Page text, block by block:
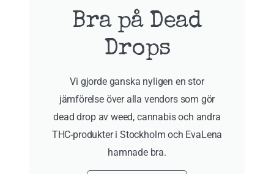
Bra på Dead
Drops
Vi gjorde ganska nyligen en stor
jämförelse över alla vendors som gör
dead drop av weed, cannabis och andra
THC-produkter i Stockholm och EvaLena
hamnade bra.